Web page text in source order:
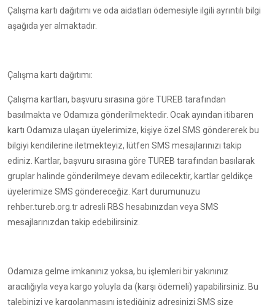
Çalışma kartı dağıtımı ve oda aidatları ödemesiyle ilgili ayrıntılı bilgi
aşağıda yer almaktadır.
Çalışma kartı dağıtımı:
Çalışma kartları, başvuru sırasına göre TUREB tarafından
basılmakta ve Odamıza gönderilmektedir. Ocak ayından itibaren
kartı Odamıza ulaşan üyelerimize, kişiye özel SMS göndererek bu
bilgiyi kendilerine iletmekteyiz, lütfen SMS mesajlarınızı takip
ediniz. Kartlar, başvuru sırasına göre TUREB tarafından basılarak
gruplar halinde gönderilmeye devam edilecektir, kartlar geldikçe
üyelerimize SMS göndereceğiz. Kart durumunuzu
rehber.tureb.org.tr adresli RBS hesabınızdan veya SMS
mesajlarınızdan takip edebilirsiniz.
Odamıza gelme imkanınız yoksa, bu işlemleri bir yakınınız
aracılığıyla veya kargo yoluyla da (karşı ödemeli) yapabilirsiniz. Bu
talebinizi ve kargolanmasını istediğiniz adresinizi SMS size